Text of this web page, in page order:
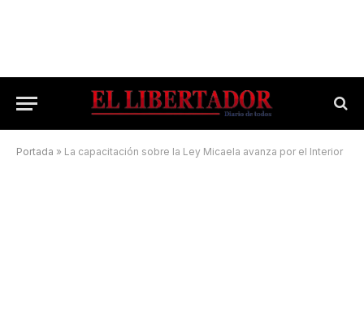
Portada » La capacitación sobre la Ley Micaela avanza por el Interior